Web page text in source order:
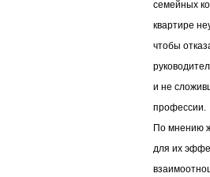
семейных
квартире
чтобы
и не
профессии.
По мнению
для их